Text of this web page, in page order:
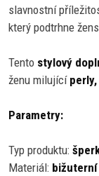
slavnostní
který podtrhne
Tento stylový
ženu milující
Parametry:
Typ produktu:
Materiál: bižuterní